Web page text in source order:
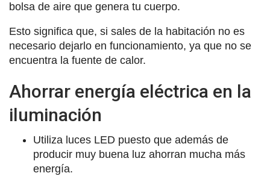
bolsa de aire que genera tu cuerpo.
Esto significa que, si sales de la habitación no es
necesario dejarlo en funcionamiento, ya que no se
encuentra la fuente de calor.
Ahorrar energía eléctrica en la
iluminación
Utiliza luces LED puesto que además de
producir muy buena luz ahorran mucha más
energía.